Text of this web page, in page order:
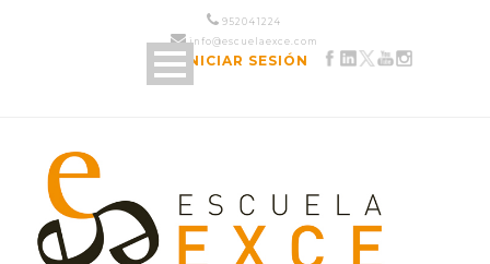
952 04 12 24
info@escuelaexce.com
INICIAR SESIÓN